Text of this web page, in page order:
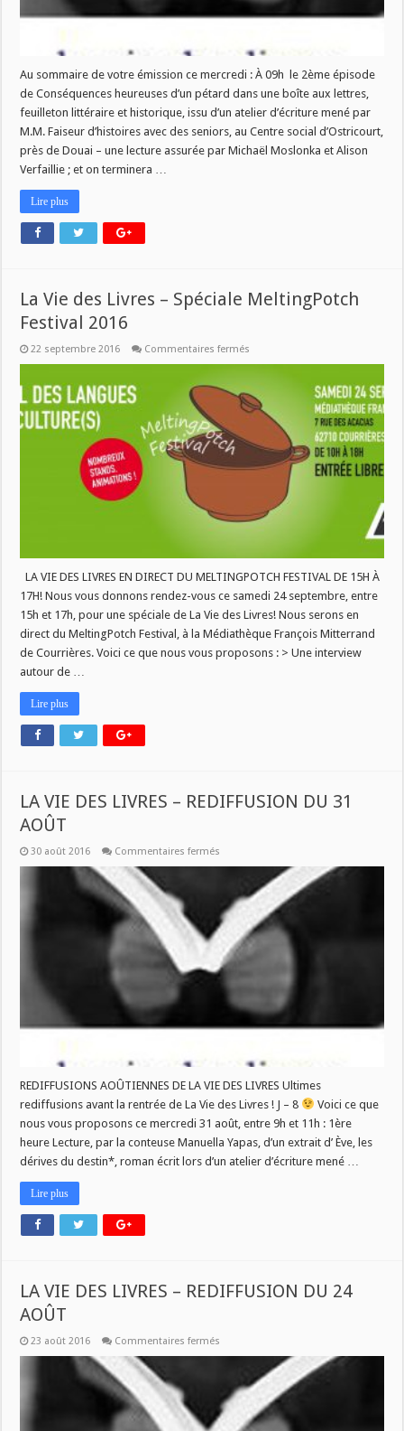
Au sommaire de votre émission ce mercredi : À 09h le 2ème épisode
de Conséquences heureuses d’un pétard dans une boîte aux lettres,
feuilleton littéraire et historique, issu d’un atelier d’écriture mené par
M.M. Faiseur d’histoires avec des seniors, au Centre social d’Ostricourt,
près de Douai – une lecture assurée par Michaël Moslonka et Alison
Verfaillie ; et on terminera …
Lire plus
La Vie des Livres – Spéciale MeltingPotch
Festival 2016
22 septembre 2016 Commentaires fermés
Livres
–
Spéciale
MeltingPotch
Festival
2016
LA VIE DES LIVRES EN DIRECT DU MELTINGPOTCH FESTIVAL DE 15H À
17H! Nous vous donnons rendez-vous ce samedi 24 septembre, entre
15h et 17h, pour une spéciale de La Vie des Livres! Nous serons en
direct du MeltingPotch Festival, à la Médiathèque François Mitterrand
de Courrières. Voici ce que nous vous proposons : > Une interview
autour de …
Lire plus
LA VIE DES LIVRES – REDIFFUSION DU 31
AOÛT
30 août 2016 Commentaires fermés
LIVRES
–
REDIFFUSION
DU
AOÛT
REDIFFUSIONS AOÛTIENNES DE LA VIE DES LIVRES Ultimes
rediffusions avant la rentrée de La Vie des Livres ! J – 8
Voici ce que
nous vous proposons ce mercredi 31 août, entre 9h et 11h : 1ère
heure Lecture, par la conteuse Manuella Yapas, d’un extrait d’ Ève, les
dérives du destin*, roman écrit lors d’un atelier d’écriture mené …
Lire plus
LA VIE DES LIVRES – REDIFFUSION DU 24
AOÛT
23 août 2016 Commentaires fermés
LIVRES
–
REDIFFUSION
DU